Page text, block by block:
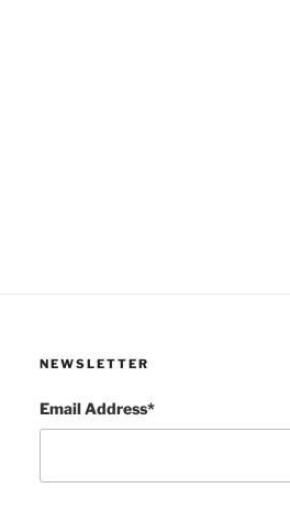
NEWSLETTER
Email Address*